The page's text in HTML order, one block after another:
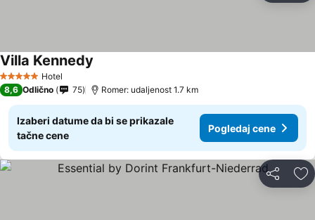
5 ZvezdiceHotel
Villa Kennedy
8,6 Odlično 75 Romer: udaljenost 1.7 km
Izaberi datume da bi se prikazale
tačne cene
Pogledaj cene
Deli